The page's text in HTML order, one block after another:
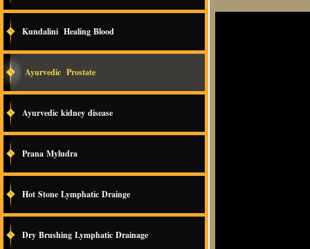
Kundalini Healing Blood
Ayurvedic Prostate
Ayurvedic kidney disease
Prana Myludra
Hot Stone Lymphatic Drainge
Dry Brushing Lymphatic Drainage